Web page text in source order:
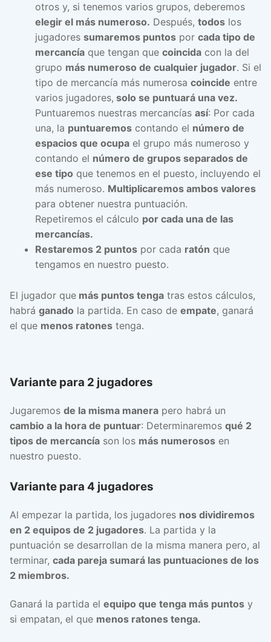
otros y, si tenemos varios grupos, deberemos
elegir el más numeroso. Después, todoslos
jugadores sumaremos puntospor cada tipo de
mercancíaque tengan que coincidacon la del
grupo más numeroso de cualquier jugador. Si el
tipo de mercancía más numerosa coincide entre
varios jugadores, solo se puntuará una vez.
Puntuaremos nuestras mercancías así: Por cada
una, la puntuaremoscontando el número de
espacios que ocupael grupo más numeroso y
contando el número de grupos separados de
ese tipo que tenemos en el puesto, incluyendo el
más numeroso. Multiplicaremos ambos valores
para obtener nuestra puntuación.
Repetiremos el cálculo por cada una de las
mercancías.
Restaremos 2 puntospor cada ratón que
tengamos en nuestro puesto.
El jugador que más puntos tenga tras estos cálculos,
habrá ganado la partida. En caso de empate, ganará
el que menos ratones tenga.
Variante para 2 jugadores
Jugaremos de la misma manera pero habrá un
cambio a la hora de puntuar: Determinaremos qué 2
tipos de mercancía son los más numerosos en
nuestro puesto.
Variante para 4 jugadores
Al empezar la partida, los jugadores nos dividiremos
en 2 equipos de 2 jugadores. La partida y la
puntuación se desarrollan de la misma manera pero, al
terminar, cada pareja sumará las puntuaciones de los
2 miembros.
Ganará la partida el equipo que tenga más puntos y
si empatan, el que menos ratones tenga.